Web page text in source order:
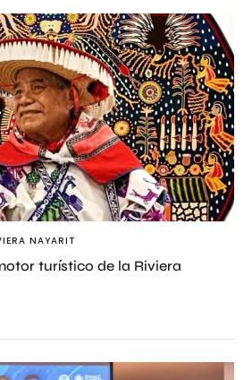
NAYARIT
turístico de la Riviera